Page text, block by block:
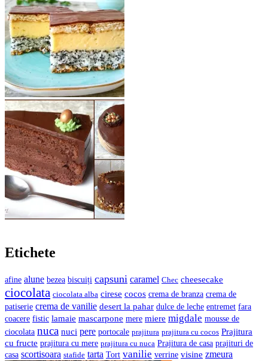
Etichete
afine alune bezea biscuiți capsuni caramel Chec cheesecake
ciocolata ciocolata alba cirese cocos crema de branza crema de
patiserie crema de vanilie desert la pahar dulce de leche entremet fara
coacere fistic lamaie mascarpone mere miere migdale mousse de
ciocolata nuca nuci pere portocale prajitura prajitura cu cocos Prajitura
cu fructe prajitura cu mere prajitura cu nuca Prajitura de casa prajituri de
casa scortisoara stafide tarta Tort vanilie verrine visine zmeura